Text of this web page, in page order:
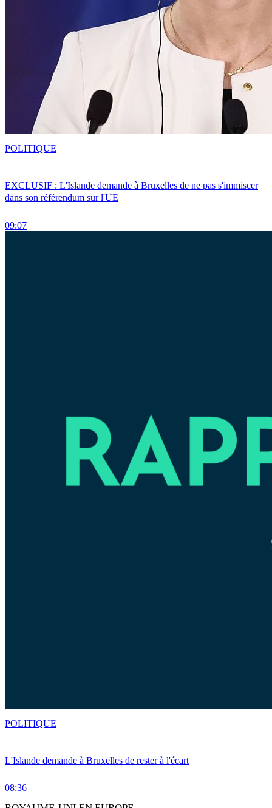
EXCLUSIF : L'Islande demande à Bruxelles de ne pas s'immiscer
dans son référendum sur l'UE
09:07
POLITIQUE
L'Islande demande à Bruxelles de rester à l'écart
08:36
POLITIQUE